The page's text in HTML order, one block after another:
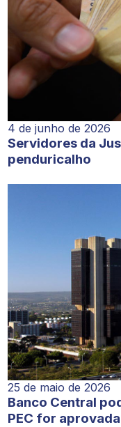
4 de junho de 2026
Servidores da
penduricalho
25 de maio de 2026
Banco Central
PEC for aprovada